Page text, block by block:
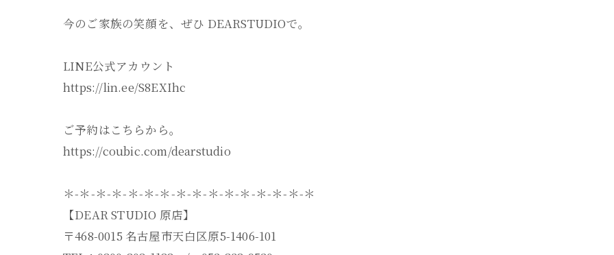
今のご家族の笑顔を、ぜひ DEARSTUDIOで。
LINE公式アカウント
https://lin.ee/S8EXIhc
ご予約はこちらから。
https://coubic.com/dearstudio
＊-＊-＊-＊-＊-＊-＊-＊-＊-＊-＊-＊-＊-＊-＊-＊
【DEAR STUDIO 原店】
〒468-0015 名古屋市天白区原5-1406-101